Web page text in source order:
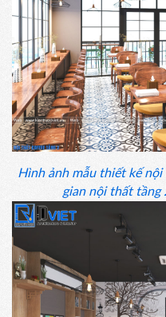
Hình ảnh mẫu thiết kế
gian nội thất tầng